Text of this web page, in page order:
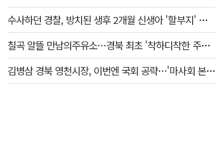
수사하던 경찰, 방치된 생후 2개월 신생아 '할부지' 된 사연은
칠곡 알뜰 만남의주유소…경북 최초 '착하디착한 주유소' 선정
김병삼 경북 영천시장, 이번엔 국회 공략…'마사회 본사 이전·광역교통망 확충' 요청